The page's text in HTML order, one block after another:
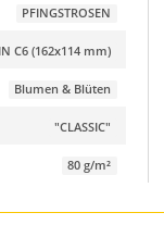
PFINGSTROSEN
C6 (162x114 mm)
Blumen & Blüten
"CLASSIC"
80 g/m²